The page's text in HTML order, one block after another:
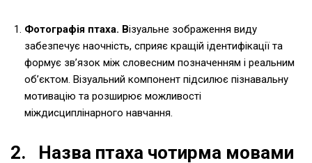
Фотографія птаха. Візуальне зображення виду
забезпечує наочність, сприяє кращій ідентифікації та
формує зв’язок між словесним позначенням і реальним
об’єктом. Візуальний компонент підсилює пізнавальну
мотивацію та розширює можливості
міждисциплінарного навчання.
2. Назва птаха чотирма мовами